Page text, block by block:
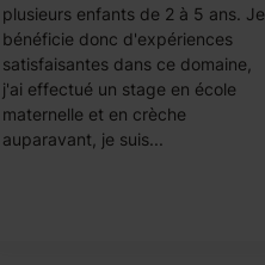
plusieurs enfants de 2 à 5 ans. Je
bénéficie donc d'expériences
satisfaisantes dans ce domaine,
j'ai effectué un stage en école
maternelle et en crèche
auparavant, je suis...